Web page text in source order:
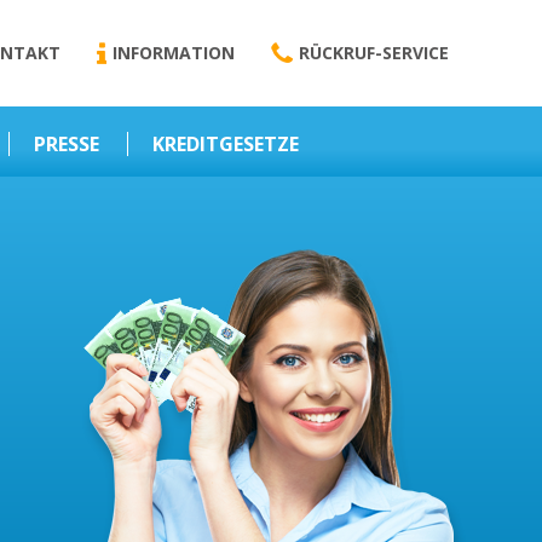
INFORMATION RÜCKRUF-SERVICE
PRESSE KREDITGESETZE
Darlehensvermittlung
Nebenentgelte
Kreditvermittlung
Abweichende
Vereinbarung
Erlaubnis zur
Kreditvermittlung